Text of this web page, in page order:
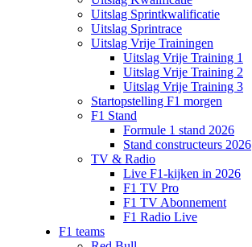
Uitslag Sprintkwalificatie
Uitslag Sprintrace
Uitslag Vrije Trainingen
Uitslag Vrije Training 1
Uitslag Vrije Training 2
Uitslag Vrije Training 3
Startopstelling F1 morgen
F1 Stand
Formule 1 stand 2026
Stand constructeurs 2026
TV & Radio
Live F1-kijken in 2026
F1 TV Pro
F1 TV Abonnement
F1 Radio Live
F1 teams